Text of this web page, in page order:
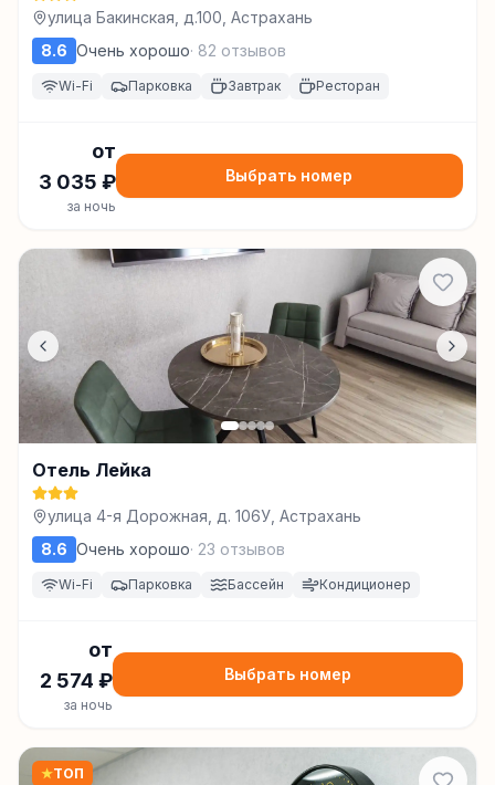
улица Бакинская, д.100, Астрахань
8.6 Очень хорошо· 82 отзывов
Wi-Fi Парковка Завтрак Ресторан
от
3 035 ₽
за ночь
Выбрать номер
Отель Лейка
улица 4-я Дорожная, д. 106У, Астрахань
8.6 Очень хорошо· 23 отзывов
Wi-Fi Парковка Бассейн Кондиционер
от
2 574 ₽
за ночь
Выбрать номер
★ТОП